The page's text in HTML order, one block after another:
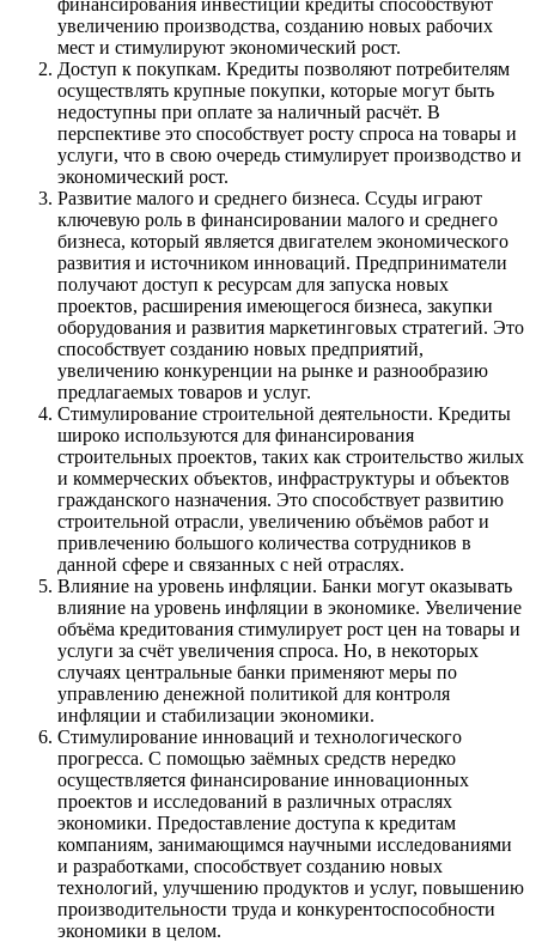
увеличению производства, созданию новых рабочих
мест и стимулируют экономический рост.
Доступ к покупкам. Кредиты позволяют потребителям
осуществлять крупные покупки, которые могут быть
недоступны при оплате за наличный расчёт. В
перспективе это способствует росту спроса на товары и
услуги, что в свою очередь стимулирует производство и
экономический рост.
Развитие малого и среднего бизнеса. Ссуды играют
ключевую роль в финансировании малого и среднего
бизнеса, который является двигателем экономического
развития и источником инноваций. Предприниматели
получают доступ к ресурсам для запуска новых
проектов, расширения имеющегося бизнеса, закупки
оборудования и развития маркетинговых стратегий. Это
способствует созданию новых предприятий,
увеличению конкуренции на рынке и разнообразию
предлагаемых товаров и услуг.
Стимулирование строительной деятельности. Кредиты
широко используются для финансирования
строительных проектов, таких как строительство жилых
и коммерческих объектов, инфраструктуры и объектов
гражданского назначения. Это способствует развитию
строительной отрасли, увеличению объёмов работ и
привлечению большого количества сотрудников в
данной сфере и связанных с ней отраслях.
Влияние на уровень инфляции. Банки могут оказывать
влияние на уровень инфляции в экономике. Увеличение
объёма кредитования стимулирует рост цен на товары и
услуги за счёт увеличения спроса. Но, в некоторых
случаях центральные банки применяют меры по
управлению денежной политикой для контроля
инфляции и стабилизации экономики.
Стимулирование инноваций и технологического
прогресса. С помощью заёмных средств нередко
осуществляется финансирование инновационных
проектов и исследований в различных отраслях
экономики. Предоставление доступа к кредитам
компаниям, занимающимся научными исследованиями
и разработками, способствует созданию новых
технологий, улучшению продуктов и услуг, повышению
производительности труда и конкурентоспособности
экономики в целом.